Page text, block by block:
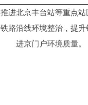
推进北京丰台站等重点站
铁路沿线环境整治，提升
进京门户环境质量。